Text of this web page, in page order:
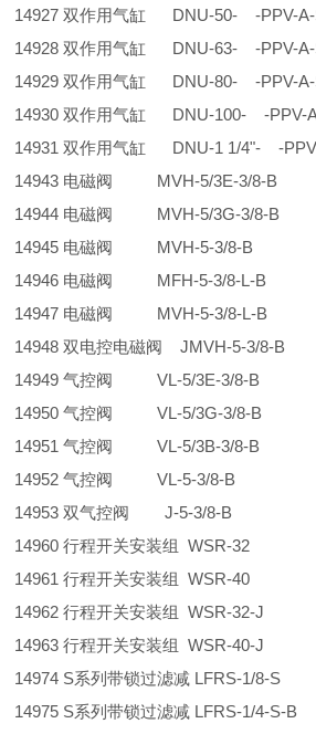
14927 双作用气缸 DNU-50- -PPV-A-
14928 双作用气缸 DNU-63- -PPV-A-
14929 双作用气缸 DNU-80- -PPV-A-
14930 双作用气缸 DNU-100- -PPV-
14931 双作用气缸 DNU-1 1/4"- -
14943 电磁阀 MVH-5/3E-3/8-B
14944 电磁阀 MVH-5/3G-3/8-B
14945 电磁阀 MVH-5-3/8-B
14946 电磁阀 MFH-5-3/8-L-B
14947 电磁阀 MVH-5-3/8-L-B
14948 双电控电磁阀 JMVH-5-3/8-B
14949 气控阀 VL-5/3E-3/8-B
14950 气控阀 VL-5/3G-3/8-B
14951 气控阀 VL-5/3B-3/8-B
14952 气控阀 VL-5-3/8-B
14953 双气控阀 J-5-3/8-B
14960 行程开关安装组 WSR-32
14961 行程开关安装组 WSR-40
14962 行程开关安装组 WSR-32-J
14963 行程开关安装组 WSR-40-J
14974 S系列带锁过滤减 LFRS-1/8-S
14975 S系列带锁过滤减 LFRS-1/4-S-B